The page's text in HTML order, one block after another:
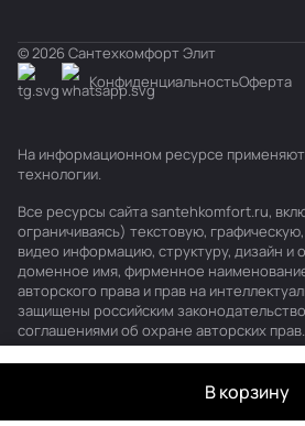
В корзину
© 2026 Сантехкомфорт Элит
КонфиденциальностьОферта
На информационном ресурсе
технологии.
Все ресурсы сайта santehkomfort.ru,
ограничиваясь) текстовую,
видео информацию, структуру, дизайн и
доменное имя, фирменное
авторского права и прав на
защищены российским
соглашениями об охране авторских прав.